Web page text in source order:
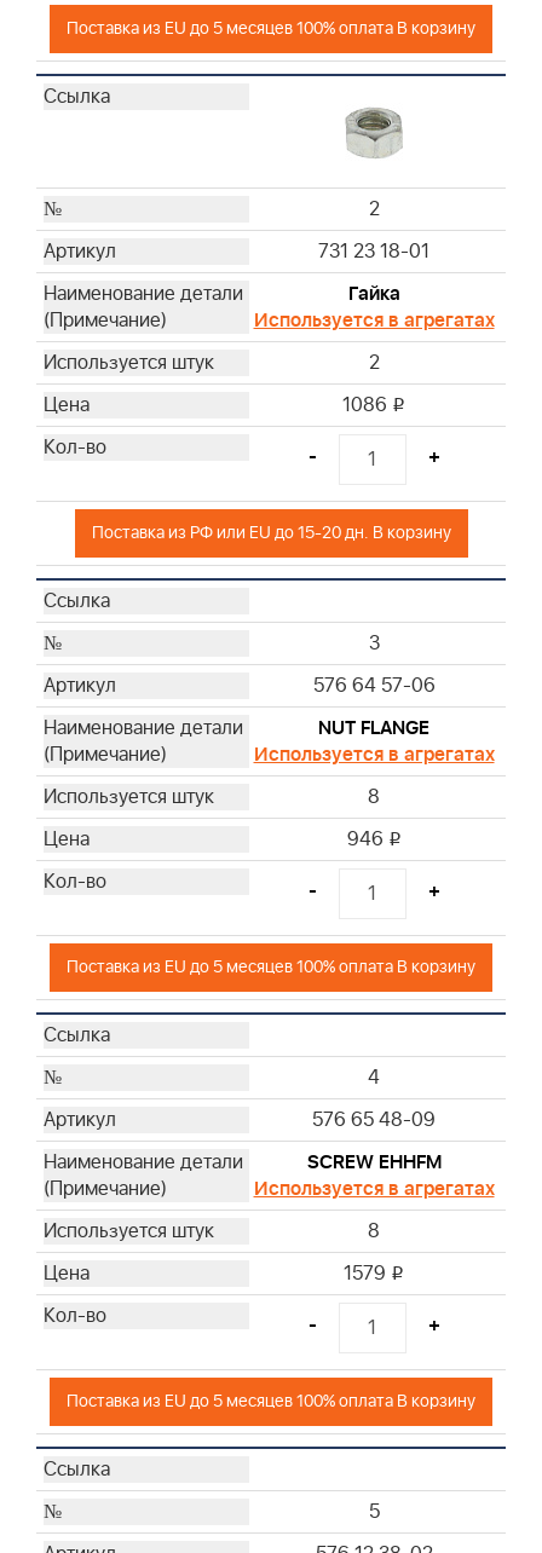
Поставка из EU до 5 месяцев 100% оплата В корзину
2
731 23 18-01
Гайка
Используется в агрегатах
2
1086 i
- +
Поставка из РФ или EU до 15-20 дн. В корзину
3
576 64 57-06
NUT FLANGE
Используется в агрегатах
8
946 i
- +
Поставка из EU до 5 месяцев 100% оплата В корзину
4
576 65 48-09
SCREW EHHFM
Используется в агрегатах
8
1579 i
- +
Поставка из EU до 5 месяцев 100% оплата В корзину
5